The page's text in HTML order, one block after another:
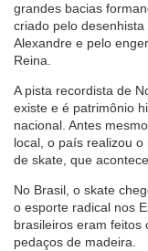
grandes bacias
criado pelo
Alexandre e pelo
Reina.
A pista recordista de
existe e é patrimônio
nacional. Antes
local, o país realizou
de skate, que
No Brasil, o skate
o esporte radical nos
brasileiros eram feitos
pedaços de madeira.